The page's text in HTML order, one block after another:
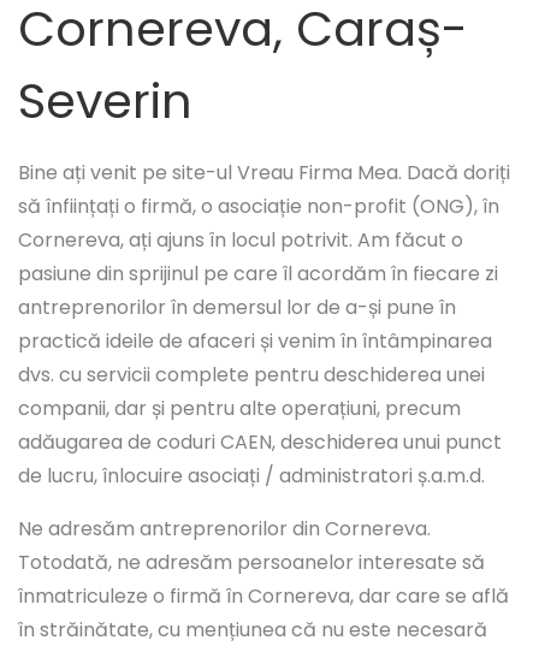
Cornereva, Caraș-
Severin
Bine ați venit pe site-ul Vreau Firma Mea. Dacă doriți
să înființați o firmă, o asociație non-profit (ONG), în
Cornereva, ați ajuns în locul potrivit. Am făcut o
pasiune din sprijinul pe care îl acordăm în fiecare zi
antreprenorilor în demersul lor de a-și pune în
practică ideile de afaceri și venim în întâmpinarea
dvs. cu servicii complete pentru deschiderea unei
companii, dar și pentru alte operațiuni, precum
adăugarea de coduri CAEN, deschiderea unui punct
de lucru, înlocuire asociați / administratori ș.a.m.d.
Ne adresăm antreprenorilor din Cornereva.
Totodată, ne adresăm persoanelor interesate să
înmatriculeze o firmă în Cornereva, dar care se află
în străinătate, cu mențiunea că nu este necesară